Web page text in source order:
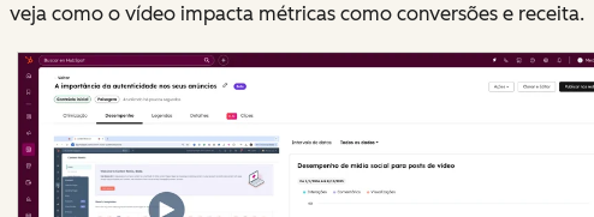
veja como o vídeo impacta métricas como conversões e receita.